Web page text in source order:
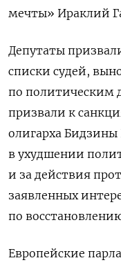
мечты» Ираклий
Депутаты
списки судей,
по политическим
призвали к
олигарха
в ухудшении
и за действия
заявленных
по
Европейские